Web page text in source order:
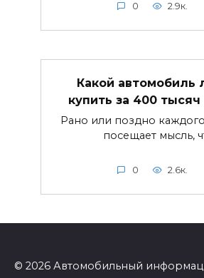
0 2.9к.
Какой автомобиль
купить за 400
Рано или поздно
посещает мысль,
0 2.6к.
© 2026 Автомобильный